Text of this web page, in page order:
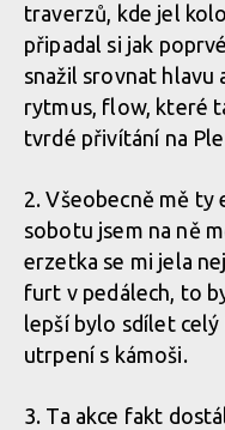
traverzů, kde jel
připadal si jak
snažil srovnat hlavu
rytmus, flow, které
tvrdé přivítání na
2. Všeobecně mě ty
sobotu jsem na ně
erzetka se mi jela
furt v pedálech, to
lepší bylo sdílet
utrpení s kámoši.
3. Ta akce fakt